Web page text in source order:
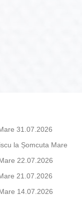
31.07.2026
la Șomcuta Mare
22.07.2026
21.07.2026
14.07.2026